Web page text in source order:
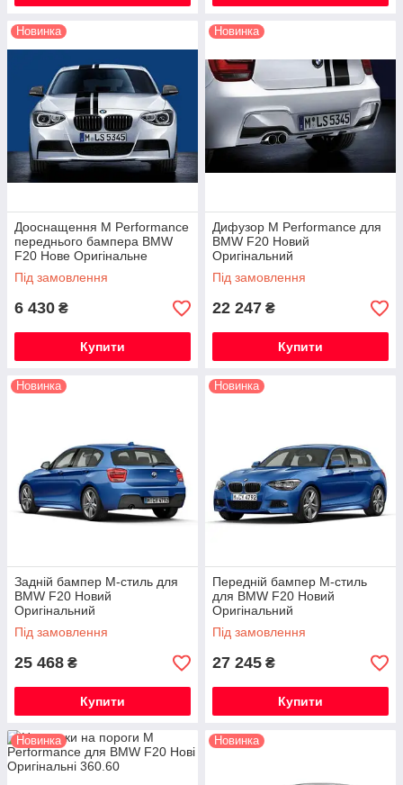
Новинка
Дооснащення M Performance
переднього бампера BMW
F20 Нове Оригінальне
Під замовлення
6 430 ₴
Купити
Новинка
Дифузор M Performance для
BMW F20 Новий
Оригінальний
Під замовлення
22 247 ₴
Купити
Новинка
Задній бампер М-стиль для
BMW F20 Новий
Оригінальний
Під замовлення
25 468 ₴
Купити
Новинка
Передній бампер М-стиль
для BMW F20 Новий
Оригінальний
Під замовлення
27 245 ₴
Купити
Новинка Новинка